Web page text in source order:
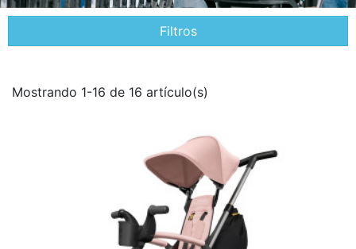
Filtros
Mostrando 1-16 de 16 artículo(s)